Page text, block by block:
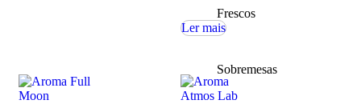
Frescos
Sobremesas
Ler mais